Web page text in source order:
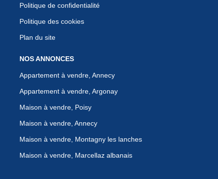
Politique de confidentialité
Politique des cookies
Plan du site
NOS ANNONCES
Appartement à vendre, Annecy
Appartement à vendre, Argonay
Maison à vendre, Poisy
Maison à vendre, Annecy
Maison à vendre, Montagny les lanches
Maison à vendre, Marcellaz albanais